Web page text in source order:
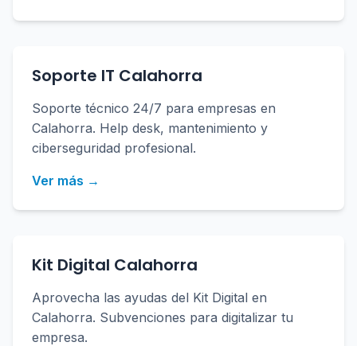
Soporte IT Calahorra
Soporte técnico 24/7 para empresas en
Calahorra. Help desk, mantenimiento y
ciberseguridad profesional.
Ver más →
Kit Digital Calahorra
Aprovecha las ayudas del Kit Digital en
Calahorra. Subvenciones para digitalizar tu
empresa.